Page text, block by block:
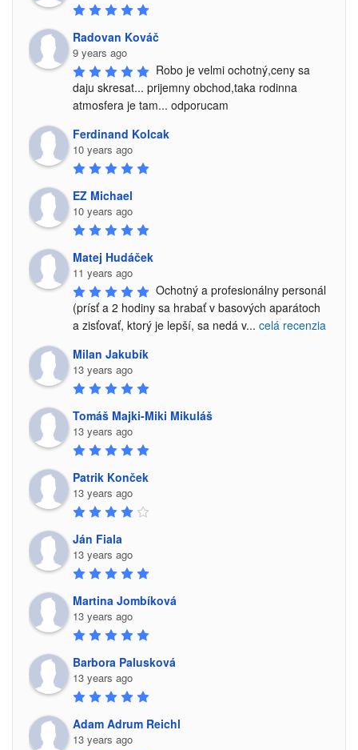
Radovan Kováč
9 years ago
Robo je velmi ochotný,ceny sa
daju skresat... prijemny obchod,taka rodinna
atmosfera je tam... odporucam
Ferdinand Kolcak
10 years ago
EZ Michael
10 years ago
Matej Hudáček
11 years ago
Ochotný a profesionálny personál
(prísť a 2 hodiny sa hrabať v basových aparátoch
a zisťovať, ktorý je lepší, sa nedá v... celá recenzia
Milan Jakubík
13 years ago
Tomáš Majki-Miki Mikuláš
13 years ago
Patrik Konček
13 years ago
Ján Fiala
13 years ago
Martina Jombíková
13 years ago
Barbora Palusková
13 years ago
Adam Adrum Reichl
13 years ago